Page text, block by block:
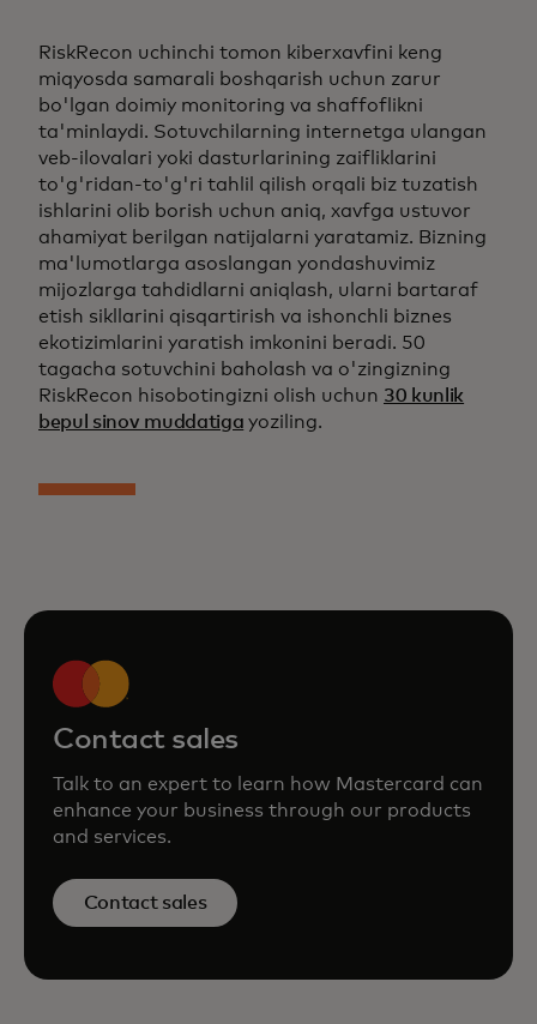
RiskRecon uchinchi tomon kiberxavfini keng
miqyosda samarali boshqarish uchun zarur
bo'lgan doimiy monitoring va shaffoflikni
ta'minlaydi. Sotuvchilarning internetga ulangan
veb-ilovalari yoki dasturlarining zaifliklarini
to'g'ridan-to'g'ri tahlil qilish orqali biz tuzatish
ishlarini olib borish uchun aniq, xavfga ustuvor
ahamiyat berilgan natijalarni yaratamiz. Bizning
ma'lumotlarga asoslangan yondashuvimiz
mijozlarga tahdidlarni aniqlash, ularni bartaraf
etish sikllarini qisqartirish va ishonchli biznes
ekotizimlarini yaratish imkonini beradi. 50
tagacha sotuvchini baholash va o'zingizning
RiskRecon hisobotingizni olish uchun 30 kunlik
bepul sinov muddatiga yoziling.
Contact sales
Talk to an expert to learn how Mastercard can
enhance your business through our products
and services.
Contact sales